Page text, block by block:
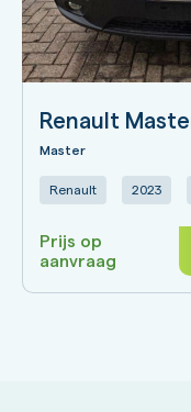
Renault
Master
Renault 2023
Prijs op
aanvraag